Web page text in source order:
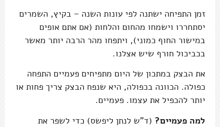
זמן התפיחה ישתנה לפי עונות השנה – בקיץ, השמרים
יסתחררו וישמחו מהחום והלחות (אם אתם אופים
במישור החוף כמוני), ויתפחו מהר הרבה יותר מאשר
בכביכול חורף שיש אצלנו.
את הבצק במתכון של היום מתפיחים פעמיים התפחה
כפולה. הכוונה בכפולה, היא שנפח הבצק צריך פחות או
יותר להכפיל את עצמו. פעמיים.
למה פעמיים? (ד”ש לנתן ליפשס) כדי לשפר את